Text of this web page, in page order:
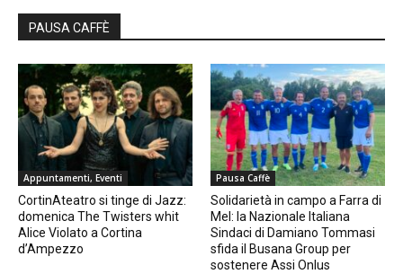
PAUSA CAFFÈ
Appuntamenti, Eventi
CortinAteatro si tinge di Jazz:
domenica The Twisters whit
Alice Violato a Cortina
d’Ampezzo
Pausa Caffè
Solidarietà in campo a Farra di
Mel: la Nazionale Italiana
Sindaci di Damiano Tommasi
sfida il Busana Group per
sostenere Assi Onlus